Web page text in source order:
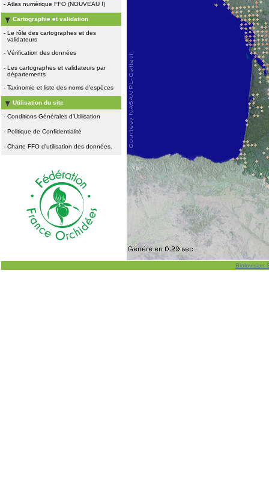
- Atlas numérique FFO (NOUVEAU !)
Cartographie et validation
- Le rôle des cartographes et des
validateurs
- Vérification des données
- Les cartographes et validateurs par
départements
- Taxinomie et liste des noms d'espèces
Utilisation du site
- Conditions Générales d'Utilisation
- Politique de Confidentialité
- Charte FFO d'utilisation des données.
Biolovision